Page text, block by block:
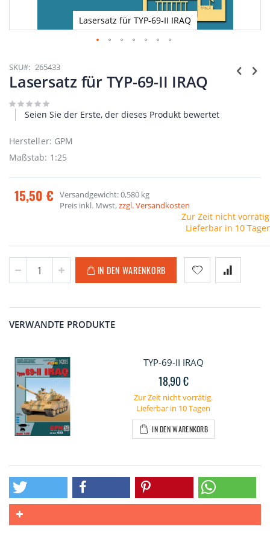
Lasersatz für TYP-69-II IRAQ
Anfang
der
Bildgalerie
SKU 265433
Lasersatz für TYP-69-II IRAQ
Seien Sie der Erste, der dieses Produkt bewertet
Hersteller: GPM
Maßstab: 1:25
15,50 € Versandgewicht: 0,580 kg
Preis inkl. Mwst,zzgl. Versandkosten
Zur Zeit nicht
Lieferbar in 10
IN DEN WARENKORB
VERWANDTE PRODUKTE
TYP-69-II IRAQ
18,90 €
Zur Zeit nicht vorrätig.
Lieferbar in 10 Tagen
IN DEN WARENKORB